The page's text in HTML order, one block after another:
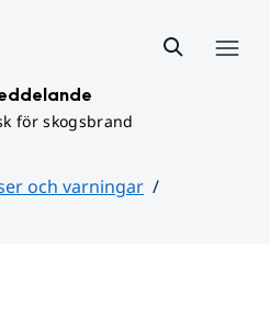
för skogsbrand
och varningar